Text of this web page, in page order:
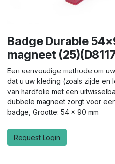
Badge Durable
magneet
Een eenvoudige methode om
dat u uw kleding (zoals zijde en
van hardfolie met een
dubbele magneet zorgt voor
badge, Grootte: 54 x 90 mm
Request Login